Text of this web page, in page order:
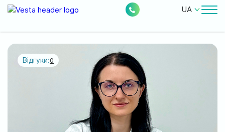
UA
Лікарі
Безкоштовні послуги
Відгуки:0